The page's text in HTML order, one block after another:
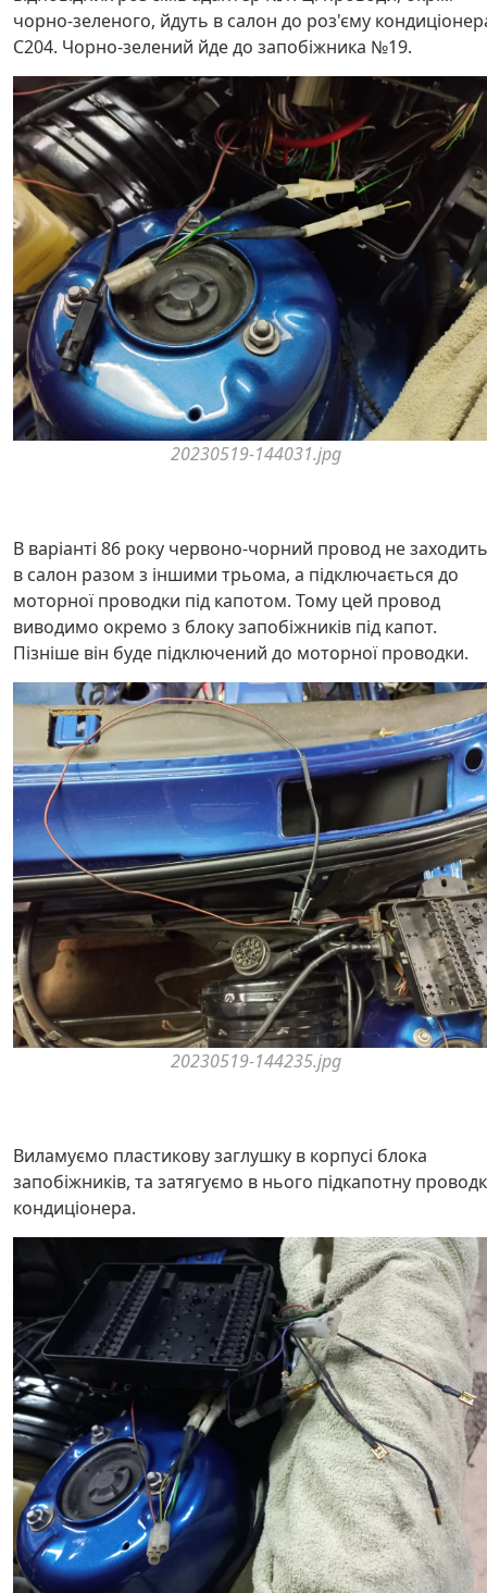
чорно-зеленого, йдуть в салон до роз'єму
C204. Чорно-зелений йде до запобіжника №19.
20230519-144031.jpg
В варіанті 86 року червоно-чорний провод не заходить
в салон разом з іншими трьома, а підключається до
моторної проводки під капотом. Тому цей провод
виводимо окремо з блоку запобіжників під капот.
Пізніше він буде підключений до моторної проводки.
20230519-144235.jpg
Виламуємо пластикову заглушку в корпусі блока
запобіжників, та затягуємо в нього підкапотну
кондиціонера.